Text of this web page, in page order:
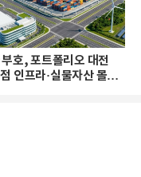
호, 포트폴리오 대전
인프라·실물자산 몰린